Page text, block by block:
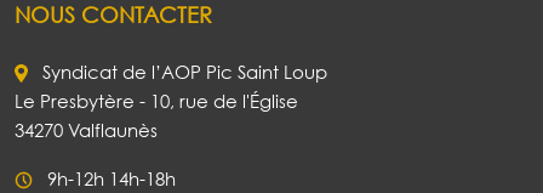
NOUS CONTACTER
Syndicat de l’AOP Pic Saint Loup
Le Presbytère - 10, rue de l'Église
34270 Valflaunès
9h-12h 14h-18h